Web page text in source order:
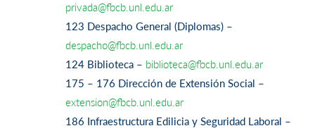
privada@fbcb.unl.edu.ar
123 Despacho General (Diplomas) –
despacho@fbcb.unl.edu.ar
124 Biblioteca – biblioteca@fbcb.unl.edu.ar
175 – 176 Dirección de Extensión Social –
extension@fbcb.unl.edu.ar
186 Infraestructura Edilicia y Seguridad Laboral –